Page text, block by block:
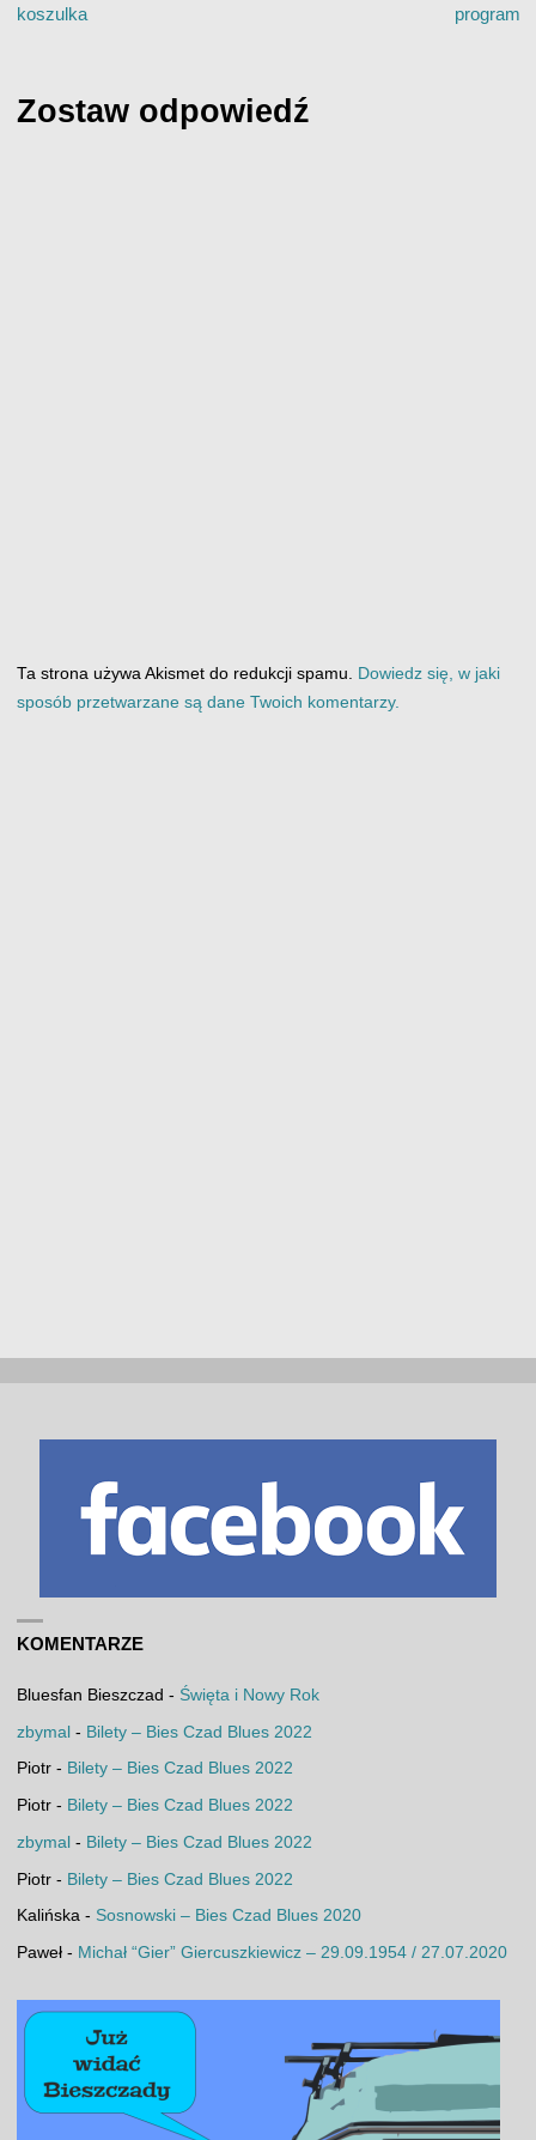
koszulka program
Zostaw odpowiedź
Ta strona używa Akismet do redukcji spamu. Dowiedz się, w jaki
sposób przetwarzane są dane Twoich komentarzy.
KOMENTARZE
Bluesfan Bieszczad - Święta i Nowy Rok
zbymal- Bilety – Bies Czad Blues 2022
Piotr- Bilety – Bies Czad Blues 2022
Piotr- Bilety – Bies Czad Blues 2022
zbymal - Bilety – Bies Czad Blues 2022
Piotr- Bilety – Bies Czad Blues 2022
Kalińska- Sosnowski – Bies Czad Blues 2020
Paweł- Michał “Gier” Giercuszkiewicz – 29.09.1954 / 27.07.2020